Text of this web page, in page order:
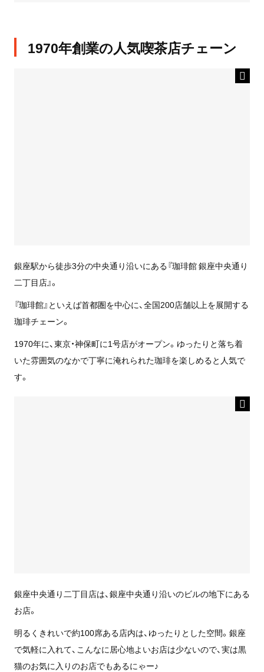
1970年創業の人気喫茶店チェーン
銀座駅から徒歩3分の中央通り沿いにある『珈琲館 銀座中央通り
二丁目店』。
『珈琲館』といえば首都圏を中心に、全国200店舗以上を展開する
珈琲チェーン。
1970年に、東京・神保町に1号店がオープン。ゆったりと落ち着
いた雰囲気のなかで丁寧に淹れられた珈琲を楽しめると人気で
す。
銀座中央通り二丁目店は、銀座中央通り沿いのビルの地下にある
お店。
明るくきれいで約100席ある店内は、ゆったりとした空間。銀座
で気軽に入れて、こんなに居心地よいお店は少ないので、実は黒
猫のお気に入りのお店でもあるにゃー♪